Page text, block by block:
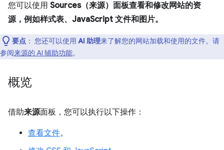
您可以使用 Sources（来源）面板查看和修改网站的资
源，例如样式表、JavaScript 文件和图片。
要点 ： 您还可以使用 AI 助理来了解您的网站加载和使用的文件。请
参阅来源的 AI 辅助功能。
概览
借助来源面板，您可以执行以下操作：
查看文件。